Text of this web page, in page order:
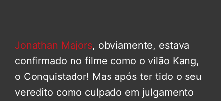
Jonathan Majors, obviamente, estava
confirmado no filme como o vilão Kang,
o Conquistador! Mas após ter tido o seu
veredito como culpado em julgamento